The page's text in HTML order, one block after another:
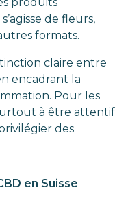
de fleurs,
formats.
claire entre
encadrant la
Pour les
à être attentif
des
en Suisse